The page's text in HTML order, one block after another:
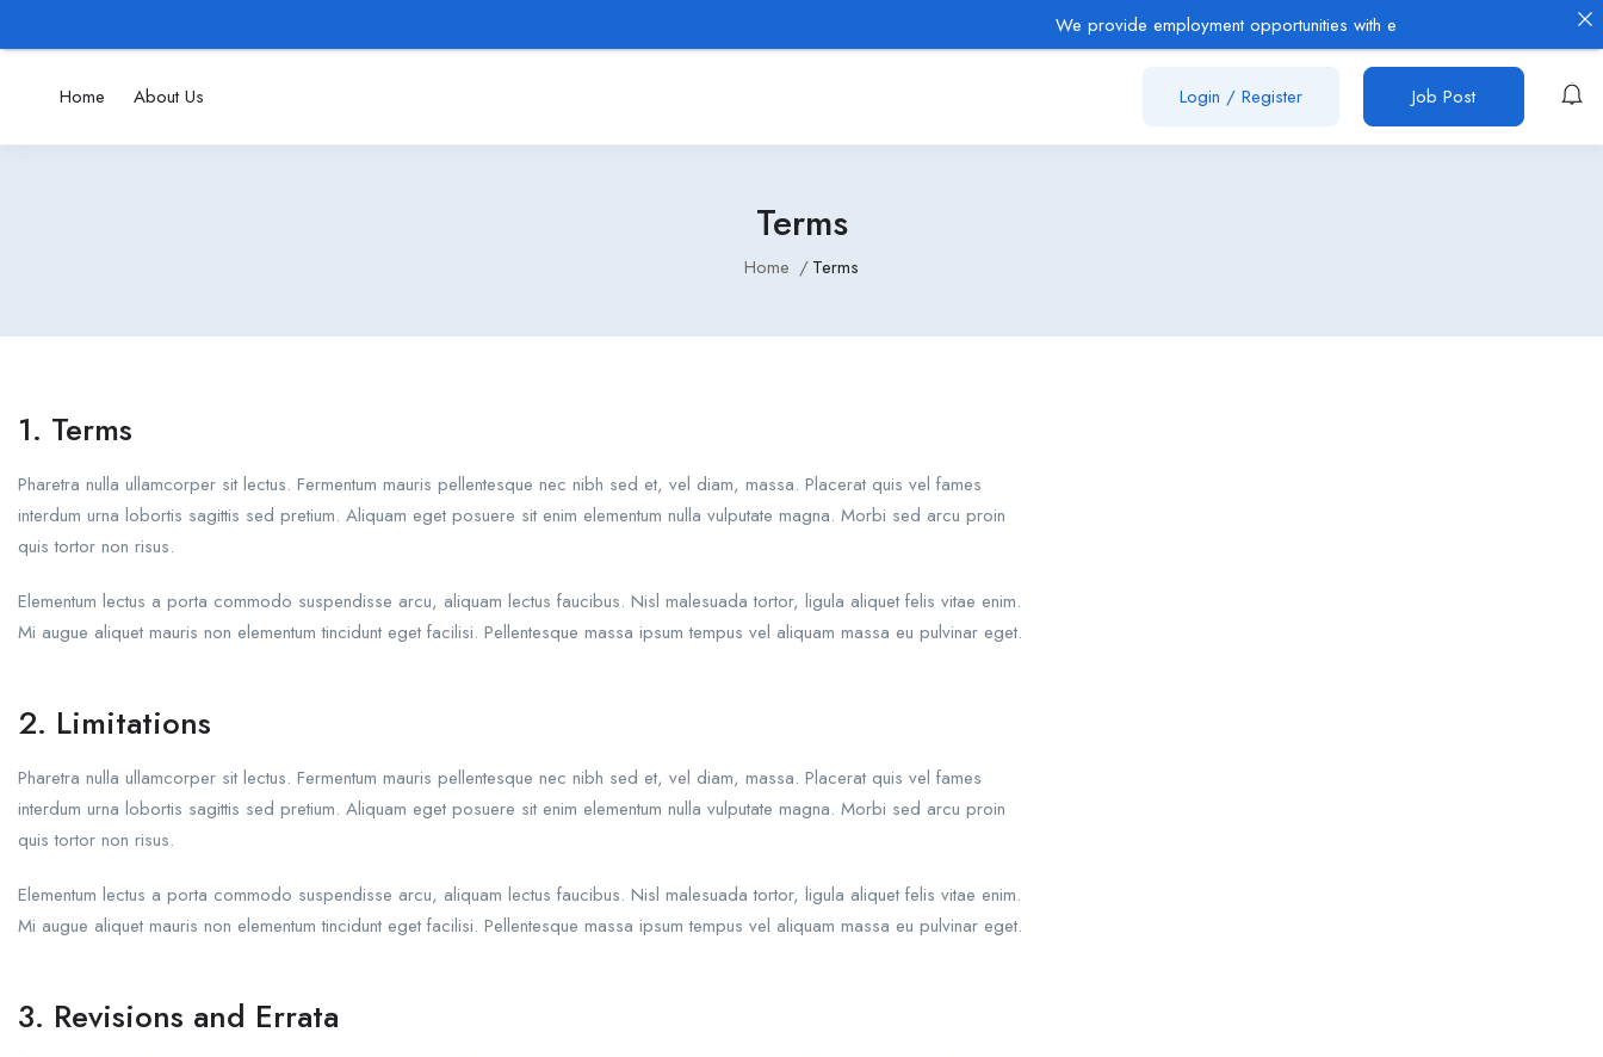
Home About Us Login / Register Job Post
Terms
Home Terms
1. Terms
Pharetra nulla ullamcorper sit lectus. Fermentum mauris pellentesque nec nibh sed et, vel diam, massa. Placerat quis vel fames
interdum urna lobortis sagittis sed pretium. Aliquam eget posuere sit enim elementum nulla vulputate magna. Morbi sed arcu proin
quis tortor non risus.
Elementum lectus a porta commodo suspendisse arcu, aliquam lectus faucibus. Nisl malesuada tortor, ligula aliquet felis vitae enim.
Mi augue aliquet mauris non elementum tincidunt eget facilisi. Pellentesque massa ipsum tempus vel aliquam massa eu pulvinar eget.
2. Limitations
Pharetra nulla ullamcorper sit lectus. Fermentum mauris pellentesque nec nibh sed et, vel diam, massa. Placerat quis vel fames
interdum urna lobortis sagittis sed pretium. Aliquam eget posuere sit enim elementum nulla vulputate magna. Morbi sed arcu proin
quis tortor non risus.
Elementum lectus a porta commodo suspendisse arcu, aliquam lectus faucibus. Nisl malesuada tortor, ligula aliquet felis vitae enim.
Mi augue aliquet mauris non elementum tincidunt eget facilisi. Pellentesque massa ipsum tempus vel aliquam massa eu pulvinar eget.
3. Revisions and Errata
We provide employment opportunities with established employers in the Oil